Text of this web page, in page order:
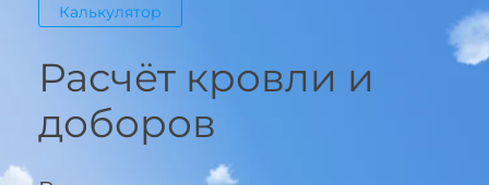
Калькулятор
Расчёт кровли и
доборов